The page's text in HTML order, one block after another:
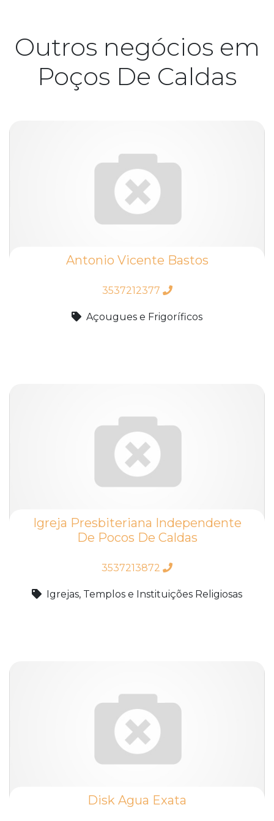
Outros negócios em
Poços De Caldas
Antonio Vicente Bastos
3537212377
Açougues e Frigoríficos
Igreja Presbiteriana Independente
De Pocos De Caldas
3537213872
Igrejas, Templos e Instituições Religiosas
Disk Agua Exata